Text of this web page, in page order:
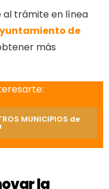
al trámite en línea
de
más
MUNICIPIOS de
la